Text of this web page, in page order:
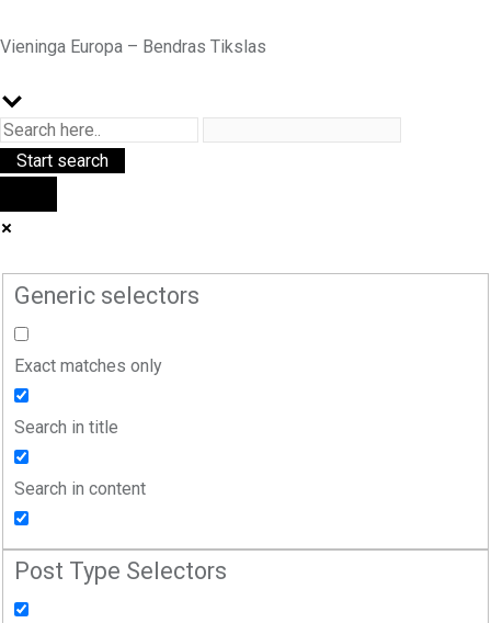
Vieninga Europa – Bendras Tikslas
Generic selectors
Exact matches only
Search in title
Search in content
Post Type Selectors